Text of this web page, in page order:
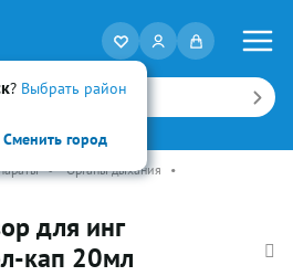
? Выбрать район
Сменить город
• Органы дыхания •
для инг
кап 20мл